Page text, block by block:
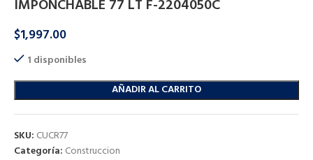
IMPONCHABLE 77 LT F-2204050C
$1,997.00
1 disponibles
AÑADIR AL CARRITO
SKU: CUCR77
Categoría: Construccion